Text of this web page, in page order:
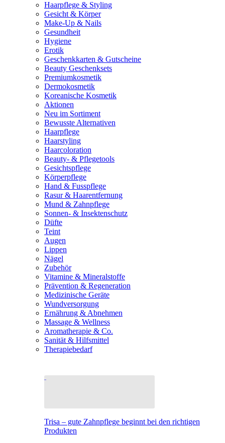
Haarpflege & Styling
Gesicht & Körper
Make-Up & Nails
Gesundheit
Hygiene
Erotik
Geschenkkarten & Gutscheine
Beauty Geschenksets
Premiumkosmetik
Dermokosmetik
Koreanische Kosmetik
Aktionen
Neu im Sortiment
Bewusste Alternativen
Haarpflege
Haarstyling
Haarcoloration
Beauty- & Pflegetools
Gesichtspflege
Körperpflege
Hand & Fusspflege
Rasur & Haarentfernung
Mund & Zahnpflege
Sonnen- & Insektenschutz
Düfte
Teint
Augen
Lippen
Nägel
Zubehör
Vitamine & Mineralstoffe
Prävention & Regeneration
Medizinische Geräte
Wundversorgung
Ernährung & Abnehmen
Massage & Wellness
Aromatherapie & Co.
Sanität & Hilfsmittel
Therapiebedarf
Trisa – gute Zahnpflege beginnt bei den richtigen
Produkten